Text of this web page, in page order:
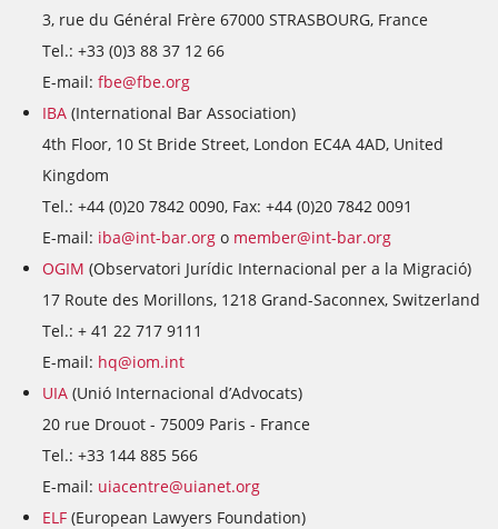
3, rue du Général Frère 67000 STRASBOURG, France
Tel.: +33 (0)3 88 37 12 66
E-mail: fbe@fbe.org
IBA (International Bar Association)
4th Floor, 10 St Bride Street, London EC4A 4AD, United
Kingdom
Tel.: +44 (0)20 7842 0090, Fax: +44 (0)20 7842 0091
E-mail: iba@int-bar.org o member@int-bar.org
OGIM (Observatori Jurídic Internacional per a la Migració)
17 Route des Morillons, 1218 Grand-Saconnex, Switzerland
Tel.: + 41 22 717 9111
E-mail: hq@iom.int
UIA (Unió Internacional d’Advocats)
20 rue Drouot - 75009 Paris - France
Tel.: +33 144 885 566
E-mail: uiacentre@uianet.org
ELF (European Lawyers Foundation)